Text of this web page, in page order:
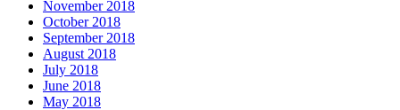
November 2018
October 2018
September 2018
August 2018
July 2018
June 2018
May 2018